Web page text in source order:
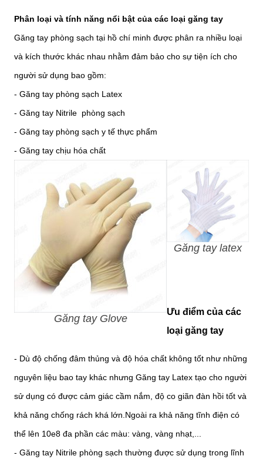
Phân loại và tính năng nổi bật của các loại găng tay
Găng tay phòng sạch tại hồ chí minh được phân ra nhiều loại
và kích thước khác nhau nhằm đảm bảo cho sự tiện ích cho
người sử dụng bao gồm:
- Găng tay phòng sạch Latex
- Găng tay Nitrile phòng sạch
- Găng tay phòng sạch y tế thực phẩm
- Găng tay chịu hóa chất
Găng tay Glove
Găng tay latex
Ưu điểm của các
loại găng tay
- Dù độ chống đâm thủng và độ hóa chất không tốt như những
nguyên liệu bao tay khác nhưng Găng tay Latex tạo cho người
sử dụng có được cảm giác cầm nắm, độ co giãn đàn hồi tốt và
khả năng chống rách khá lớn.Ngoài ra khả năng tĩnh điện có
thể lên 10e8 đa phần các màu: vàng, vàng nhạt,...
- Găng tay Nitrile phòng sạch thường được sử dụng trong lĩnh